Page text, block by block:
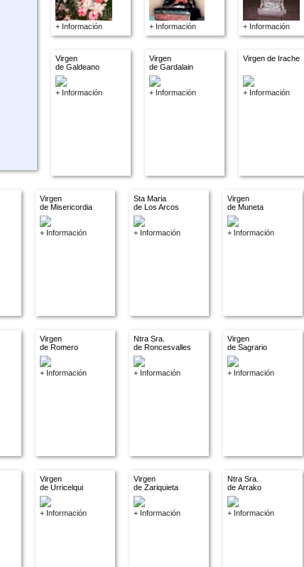
+ Información + Información + Información
Virgen
de Galdeano
+ Información
Virgen
de Gardalain
+ Información
Virgen de Irache
+ Información
Virgen
de Misericordia
+ Información
Sta Maria
de Los Arcos
+ Información
Virgen
de Muneta
+ Información
Virgen
de Romero
+ Información
Ntra Sra.
de Roncesvalles
+ Información
Virgen
de Sagrario
+ Información
Virgen
de Urricelqui
+ Información
Virgen
de Zariquieta
+ Información
Ntra Sra.
de Arrako
+ Información